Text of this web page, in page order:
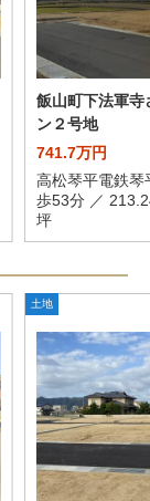
飯山町下法軍寺
ン２号地
741.7万円
高松琴平電鉄琴
歩53分 ／
坪
土地